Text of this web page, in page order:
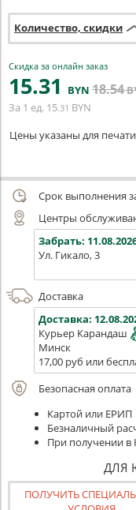
Количество, скидки
Скидка за онлайн заказ
15.31 BYN 18.54
За 1 ед. 15.31 BYN
Цены указаны для
Срок выполнения
Центры
Забрать:
Ул. Гикало, 3
Доставка
Доставка:
Курьер Карандаш
Минск
17,00 руб или
Безопасная оплата
Картой или ЕРИП
Безналичный
При получении в
ДЛЯ
ПОЛУЧИТЬ